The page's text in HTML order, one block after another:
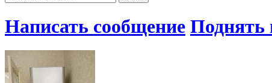
Написать сообщение Поднять